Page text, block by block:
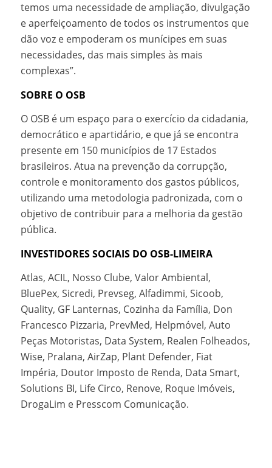
temos uma necessidade de ampliação, divulgação
e aperfeiçoamento de todos os instrumentos que
dão voz e empoderam os munícipes em suas
necessidades, das mais simples às mais
complexas”.
SOBRE O OSB
O OSB é um espaço para o exercício da cidadania,
democrático e apartidário, e que já se encontra
presente em 150 municípios de 17 Estados
brasileiros. Atua na prevenção da corrupção,
controle e monitoramento dos gastos públicos,
utilizando uma metodologia padronizada, com o
objetivo de contribuir para a melhoria da gestão
pública.
INVESTIDORES SOCIAIS DO OSB-LIMEIRA
Atlas, ACIL, Nosso Clube, Valor Ambiental,
BluePex, Sicredi, Prevseg, Alfadimmi, Sicoob,
Quality, GF Lanternas, Cozinha da Família, Don
Francesco Pizzaria, PrevMed, Helpmóvel, Auto
Peças Motoristas, Data System, Realen Folheados,
Wise, Pralana, AirZap, Plant Defender, Fiat
Impéria, Doutor Imposto de Renda, Data Smart,
Solutions BI, Life Circo, Renove, Roque Imóveis,
DrogaLim e Presscom Comunicação.